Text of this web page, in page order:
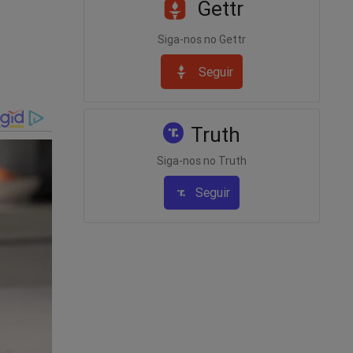
de
clique
Gettr
Siga-nos no Gettr
Seguir
Truth
Siga-nos no Truth
Seguir